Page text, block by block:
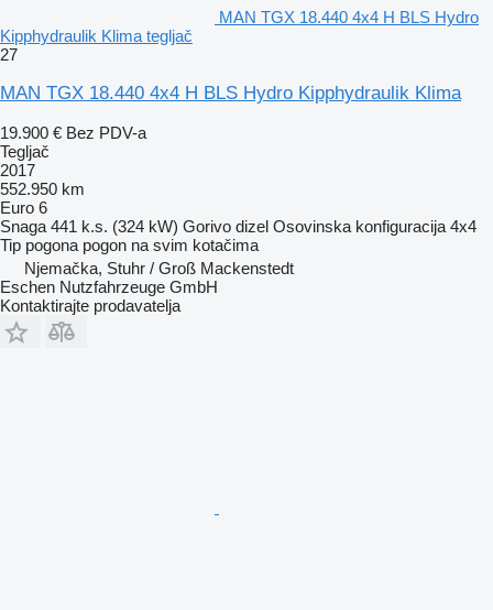
MAN TGX 18.440 4x4 H BLS Hydro
Kipphydraulik Klima tegljač
27
MAN TGX 18.440 4x4 H BLS Hydro Kipphydraulik Klima
19.900 € Bez PDV-a
Tegljač
2017
552.950 km
Euro 6
Snaga 441 k.s. (324 kW) Gorivo dizel Osovinska konfiguracija 4x4
Tip pogona pogon na svim kotačima
Njemačka, Stuhr / Groß Mackenstedt
Eschen Nutzfahrzeuge GmbH
Kontaktirajte prodavatelja